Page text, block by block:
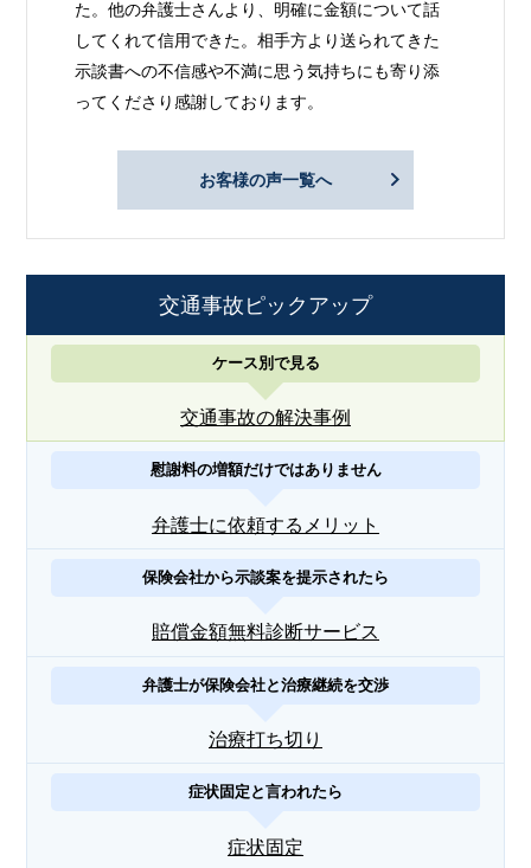
た。他の弁護士さんより、明確に金額について話
してくれて信用できた。相手方より送られてきた
示談書への不信感や不満に思う気持ちにも寄り添
ってくださり感謝しております。
お客様の声一覧へ
交通事故ピックアップ
ケース別で見る
交通事故の解決事例
慰謝料の増額だけではありません
弁護士に依頼するメリット
保険会社から示談案を提示されたら
賠償金額無料診断サービス
弁護士が保険会社と治療継続を交渉
治療打ち切り
症状固定と言われたら
症状固定